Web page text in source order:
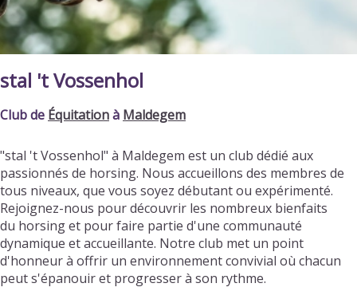
stal 't Vossenhol
Club de Équitationà Maldegem
"stal 't Vossenhol" à Maldegem est un club dédié aux
passionnés de horsing. Nous accueillons des membres de
tous niveaux, que vous soyez débutant ou expérimenté.
Rejoignez-nous pour découvrir les nombreux bienfaits
du horsing et pour faire partie d'une communauté
dynamique et accueillante. Notre club met un point
d'honneur à offrir un environnement convivial où chacun
peut s'épanouir et progresser à son rythme.